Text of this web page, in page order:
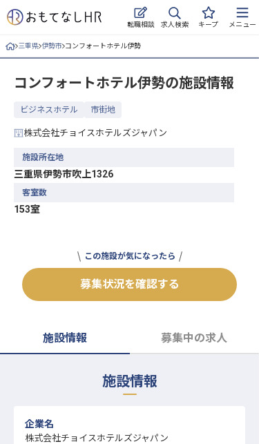
転職相談 求人検索 キープ メニュー
ログイン
求人・施設を探す
キープした求人
おもてなしHRについて
ご利用の流れ
三重県 伊勢市 コンフォートホテル伊勢
コンフォートホテル伊勢の施設情報
ビジネスホテル 市街地
株式会社チョイスホテルズジャパン
施設所在地
三重県伊勢市吹上1326
客室数
153室
この施設が気になったら
募集状況を確認する
施設情報 募集中の求人
施設情報
企業名
株式会社チョイスホテルズジャパン